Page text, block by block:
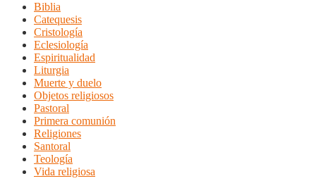
Biblia
Catequesis
Cristología
Eclesiología
Espiritualidad
Liturgia
Muerte y duelo
Objetos religiosos
Pastoral
Primera comunión
Religiones
Santoral
Teología
Vida religiosa